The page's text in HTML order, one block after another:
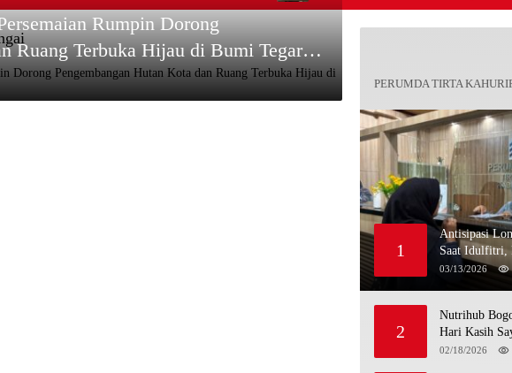
Berbasis Disiplin
Rumpin Dorong
Ruang Terbuka Hijau di Bumi Tegar
PERUMDA TIRTA
1
Antisipasi
Saat Idulfitri,
Kahuripan
03/13/2026
2
Nutrihub
Hari Kasih
Luncurkan Tropicana
02/18/2026